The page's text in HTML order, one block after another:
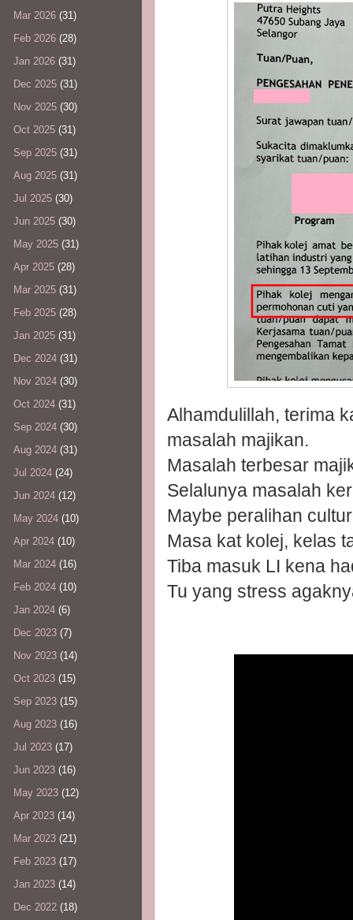
Alhamdulillah, terima
masalah majikan.
Masalah terbesar
Selalunya masalah
Maybe peralihan
Masa kat kolej, kelas
Tiba masuk LI kena
Tu yang stress
Mar 2026 (31)
Feb 2026 (28)
Jan 2026 (31)
Dec 2025 (31)
Nov 2025 (30)
Oct 2025 (31)
Sep 2025 (31)
Aug 2025 (31)
Jul 2025 (30)
Jun 2025 (30)
May 2025 (31)
Apr 2025 (28)
Mar 2025 (31)
Feb 2025 (28)
Jan 2025 (31)
Dec 2024 (31)
Nov 2024 (30)
Oct 2024 (31)
Sep 2024 (30)
Aug 2024 (31)
Jul 2024 (24)
Jun 2024 (12)
May 2024 (10)
Apr 2024 (10)
Mar 2024 (16)
Feb 2024 (10)
Jan 2024 (6)
Dec 2023 (7)
Nov 2023 (14)
Oct 2023 (15)
Sep 2023 (15)
Aug 2023 (16)
Jul 2023 (17)
Jun 2023 (16)
May 2023 (12)
Apr 2023 (14)
Mar 2023 (21)
Feb 2023 (17)
Jan 2023 (14)
Dec 2022 (18)